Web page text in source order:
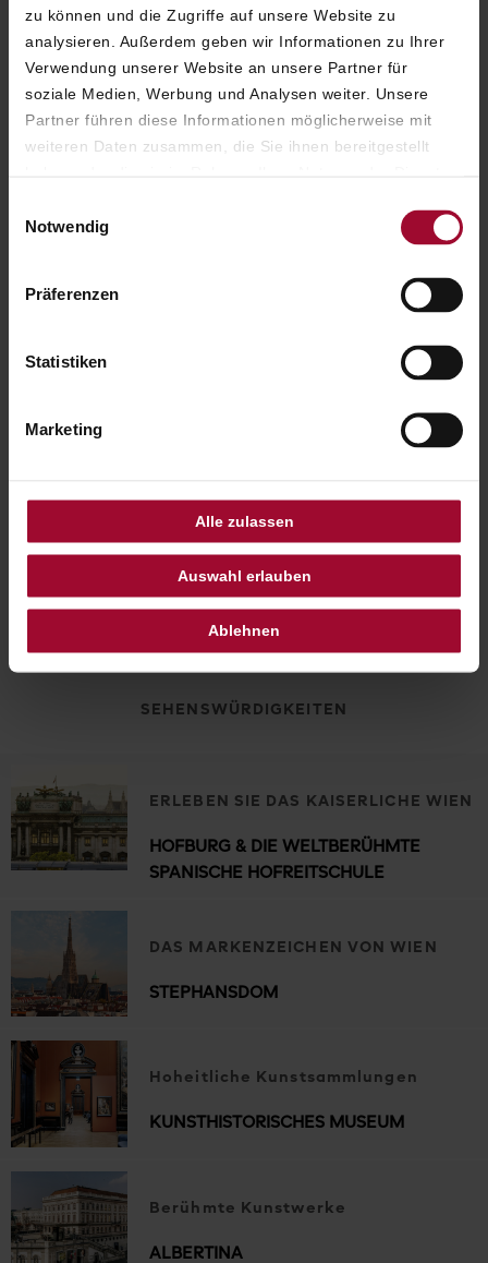
zu können und die Zugriffe auf unsere Website zu
analysieren. Außerdem geben wir Informationen zu Ihrer
Verwendung unserer Website an unsere Partner für
soziale Medien, Werbung und Analysen weiter. Unsere
Partner führen diese Informationen möglicherweise mit
weiteren Daten zusammen, die Sie ihnen bereitgestellt
unsererDatenschutzerklärung
Notwendig
Präferenzen
Statistiken
Marketing
Alle zulassen
Auswahl erlauben
Ablehnen
Hier
finden Sie die Öffnungszeiten der
SEHENSWÜRDIGKEITEN
ERLEBEN SIE DAS KAISERLICHE WIEN
HOFBURG & DIE WELTBERÜHMTE
SPANISCHE HOFREITSCHULE
DAS MARKENZEICHEN VON WIEN
STEPHANSDOM
Hoheitliche Kunstsammlungen
KUNSTHISTORISCHES MUSEUM
Berühmte Kunstwerke
ALBERTINA